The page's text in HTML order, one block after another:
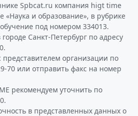
Spbcat.ru компания higt time
«Наука и образование», в рубрике
под номером 334013.
городе Санкт-Петербург по адресу
представителем организации по
70 или отправить факс на номер
рекомендуем уточнить по
в представленных данных о